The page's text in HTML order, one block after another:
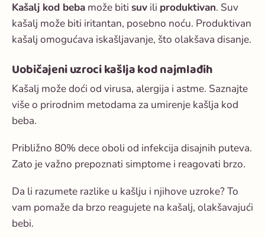
Kašalj kod beba može biti suv ili produktivan. Suv
kašalj može biti iritantan, posebno noću. Produktivan
kašalj omogućava iskašljavanje, što olakšava disanje.
Uobičajeni uzroci kašlja kod najmlađih
Kašalj može doći od virusa, alergija i astme. Saznajte
više o prirodnim metodama za umirenje kašlja kod
beba.
Približno 80% dece oboli od infekcija disajnih puteva.
Zato je važno prepoznati simptome i reagovati brzo.
Da li razumete razlike u kašlju i njihove uzroke? To
vam pomaže da brzo reagujete na kašalj, olakšavajući
bebi.